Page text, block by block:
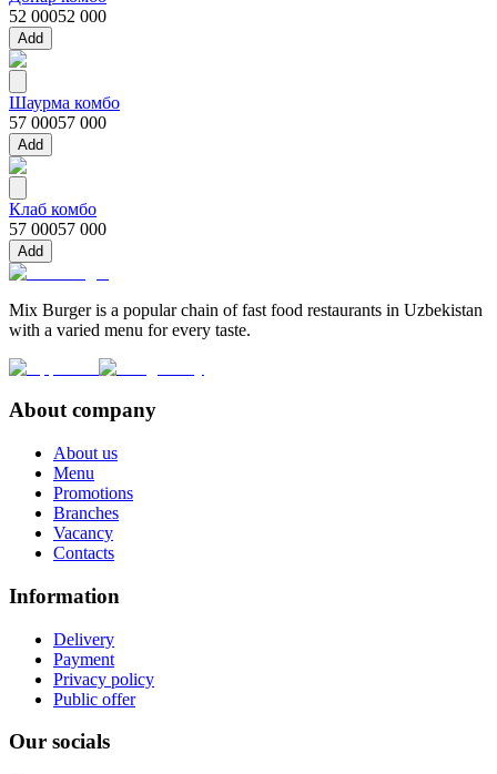
52 00052 000
Add
Шаурма комбо
57 00057 000
Add
Клаб комбо
57 00057 000
Add
Mix Burger is a popular chain of fast food restaurants in Uzbekistan
with a varied menu for every taste.
About company
About us
Menu
Promotions
Branches
Vacancy
Contacts
Information
Delivery
Payment
Privacy policy
Public offer
Our socials